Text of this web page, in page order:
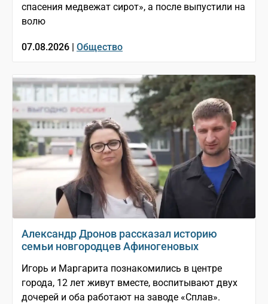
спасения медвежат сирот», а после выпустили на
волю
07.08.2026 | Общество
Александр Дронов рассказал историю
семьи новгородцев Афиногеновых
Игорь и Маргарита познакомились в центре
города, 12 лет живут вместе, воспитывают двух
дочерей и оба работают на заводе «Сплав».